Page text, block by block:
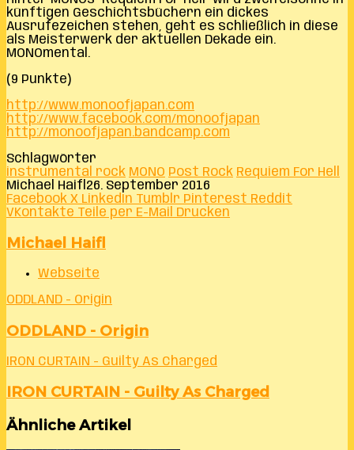
künftigen Geschichtsbüchern ein dickes
Ausrufezeichen stehen, geht es schließlich in diese
als Meisterwerk der aktuellen Dekade ein.
MONOmental.
(9 Punkte)
http://www.monoofjapan.com
http://www.facebook.com/monoofjapan
http://monoofjapan.bandcamp.com
Schlagwörter
instrumental rock MONO Post Rock Requiem For Hell
Michael Haifl 26. September 2016
Facebook X LinkedIn Tumblr Pinterest Reddit
VKontakte Teile per E-Mail Drucken
Michael Haifl
Webseite
ODDLAND - Origin
ODDLAND - Origin
IRON CURTAIN - Guilty As Charged
IRON CURTAIN - Guilty As Charged
Ähnliche Artikel